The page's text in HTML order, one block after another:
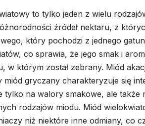
to tylko jeden z wielu
źródeł nektaru, z
który pochodzi z jednego
co sprawia, że jego smak i
w którym został zebrany. Miód
miód gryczany charakteryzuje się
tylko na walory smakowe, ale także
rodzajów miodu. Miód
niż niektóre inne odmiany, co